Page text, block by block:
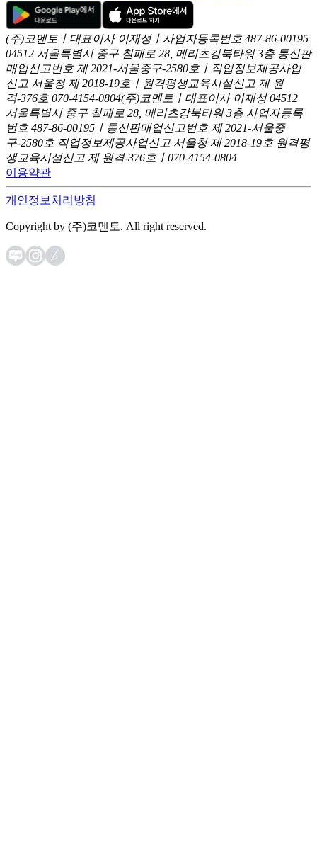
(주)코멘토ㅣ대표이사 이재성ㅣ사업자등록번호 487-86-00195
04512 서울특별시 중구 칠패로 28, 메리츠강북타워 3층 통신판
매업신고번호 제 2021-서울중구-2580호ㅣ직업정보제공사업
신고 서울청 제 2018-19호ㅣ원격평생교육시설신고 제 원
격-376호 070-4154-0804(주)코멘토ㅣ대표이사 이재성 04512
서울특별시 중구 칠패로 28, 메리츠강북타워 3층 사업자등록
번호 487-86-00195ㅣ통신판매업신고번호 제 2021-서울중
구-2580호 직업정보제공사업신고 서울청 제 2018-19호 원격평
생교육시설신고 제 원격-376호ㅣ070-4154-0804
이용약관
개인정보처리방침
Copyright by (주)코멘토. All right reserved.